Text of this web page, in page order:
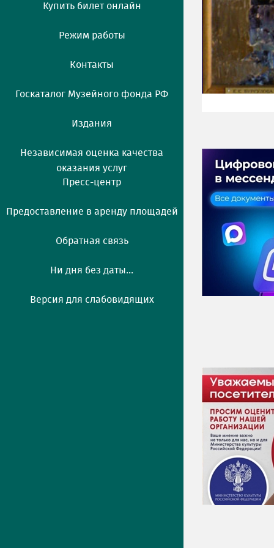
Купить билет онлайн
Режим работы
Контакты
Госкаталог Музейного фонда РФ
Издания
Независимая оценка качества
оказания услуг
Пресс-центр
Предоставление в аренду площадей
Обратная связь
Ни дня без даты...
Версия для слабовидящих